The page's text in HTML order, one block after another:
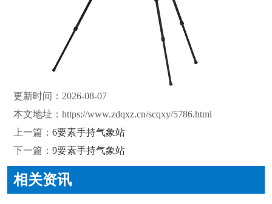
更新时间：2026-08-07
本文地址： https://www.zdqxz.cn/scqxy/5786.html
上一篇： 6要素手持气象站
下一篇： 9要素手持气象站
相关资讯